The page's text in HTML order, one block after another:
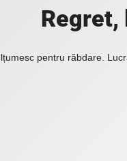
Regret,
pentru răbdare.